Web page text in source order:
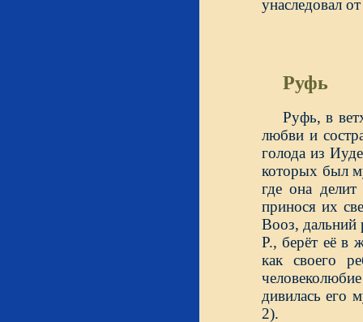
унаследовал
Руфь
Руфь, в
любви и
голода из
которых был
где она
принося их
Вооз, дальний
Р., берёт её в
как своего
дивилась его
2).